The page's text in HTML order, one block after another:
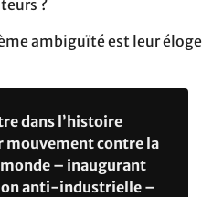
?
ambiguïté est leur éloge
dans l’histoire
mouvement contre la
– inaugurant
anti-industrielle –